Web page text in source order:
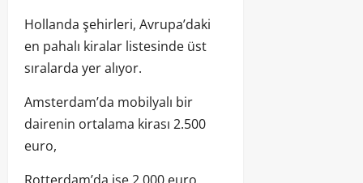
Hollanda şehirleri, Avrupa’daki
en pahalı kiralar listesinde üst
sıralarda yer alıyor.
Amsterdam’da mobilyalı bir
dairenin ortalama kirası 2.500
euro,